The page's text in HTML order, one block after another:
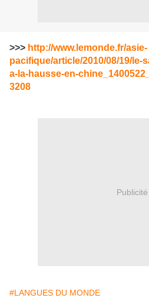
>>> http://www.lemonde.fr/asie-
pacifique/article/2010/08/19/le-
a-la-hausse-en-
3208
Publicité
#LANGUES DU MONDE